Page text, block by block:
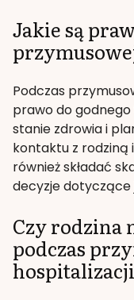
Jakie są
Podczas
prawo do
stanie zdrowia i
kontaktu z rodziną
również składać
decyzje dotyczące
Czy rodzina
podczas